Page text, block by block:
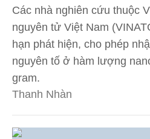
Các nhà nghiên cứu thuộc
nguyên tử Việt Nam
hạn phát hiện, cho phép
nguyên tố ở hàm lượng
gram.
Thanh Nhàn